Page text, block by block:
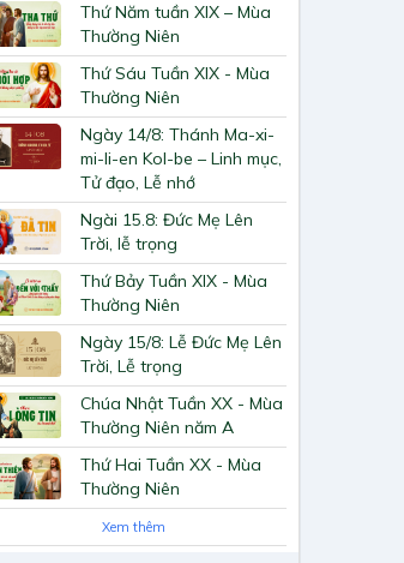
Thứ Năm tuần XIX – Mùa
Thường Niên
Thứ Sáu Tuần XIX - Mùa
Thường Niên
Ngày 14/8: Thánh Ma-xi-
mi-li-en Kol-be – Linh mục,
Tử đạo, Lễ nhớ
Ngài 15.8: Đức Mẹ Lên
Trời, lễ trọng
Thứ Bảy Tuần XIX - Mùa
Thường Niên
Ngày 15/8: Lễ Đức Mẹ Lên
Trời, Lễ trọng
Chúa Nhật Tuần XX - Mùa
Thường Niên năm A
Thứ Hai Tuần XX - Mùa
Thường Niên
Xem thêm